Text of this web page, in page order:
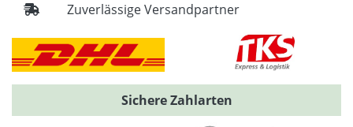
Zuverlässige Versandpartner
Sichere Zahlarten